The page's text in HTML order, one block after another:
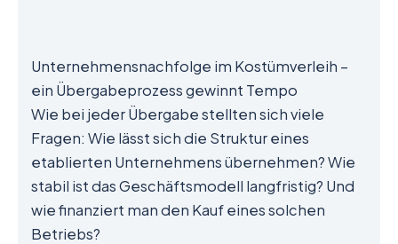
Unternehmensnachfolge im Kostümverleih –
ein Übergabeprozess gewinnt Tempo
Wie bei jeder Übergabe stellten sich viele
Fragen: Wie lässt sich die Struktur eines
etablierten Unternehmens übernehmen? Wie
stabil ist das Geschäftsmodell langfristig? Und
wie finanziert man den Kauf eines solchen
Betriebs?